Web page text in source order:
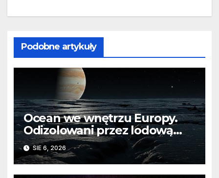
Podobne artykuły
Ocean we wnętrzu Europy.
Odizolowani przez lodową
barierę
SIE 6, 2026